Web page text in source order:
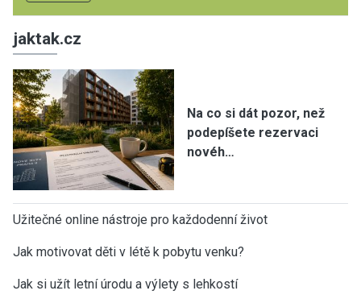
jaktak.cz
Na co si dát pozor, než
podepíšete rezervaci
novéh…
Užitečné online nástroje pro každodenní život
Jak motivovat děti v létě k pobytu venku?
Jak si užít letní úrodu a výlety s lehkostí